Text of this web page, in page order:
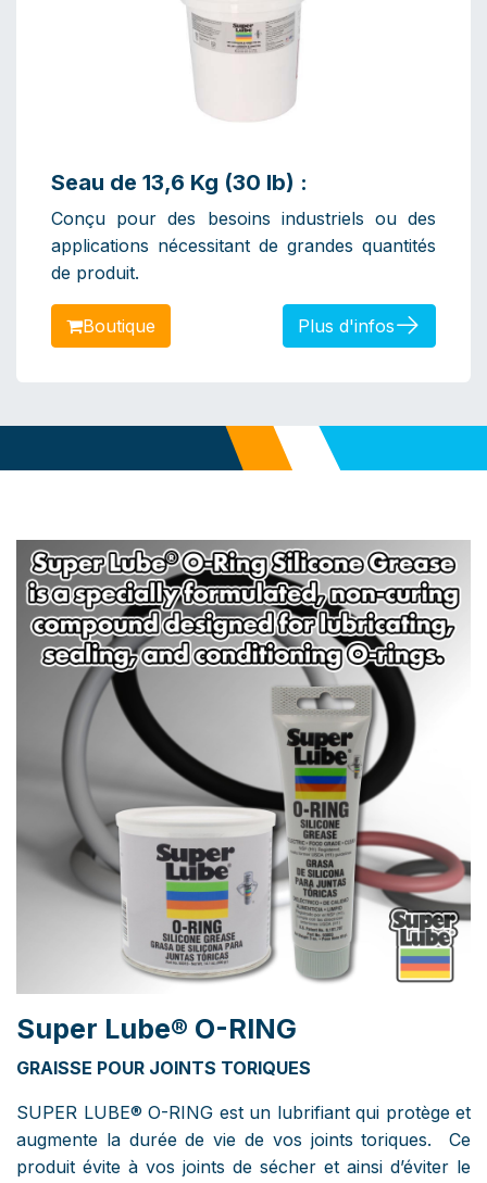
Seau de 13,6 Kg (30 lb) :
Conçu pour des besoins industriels ou des
applications nécessitant de grandes quantités
de produit. ​
​​​​​​Boutique Plus d'infos
Super Lube® O-RING
GRAISSE POUR JOINTS TORIQUES
SUPER LUBE® O-RING est un lubrifiant qui protège et
augmente la durée de vie de vos joints toriques. Ce
produit évite à vos joints de sécher et ainsi d’éviter le